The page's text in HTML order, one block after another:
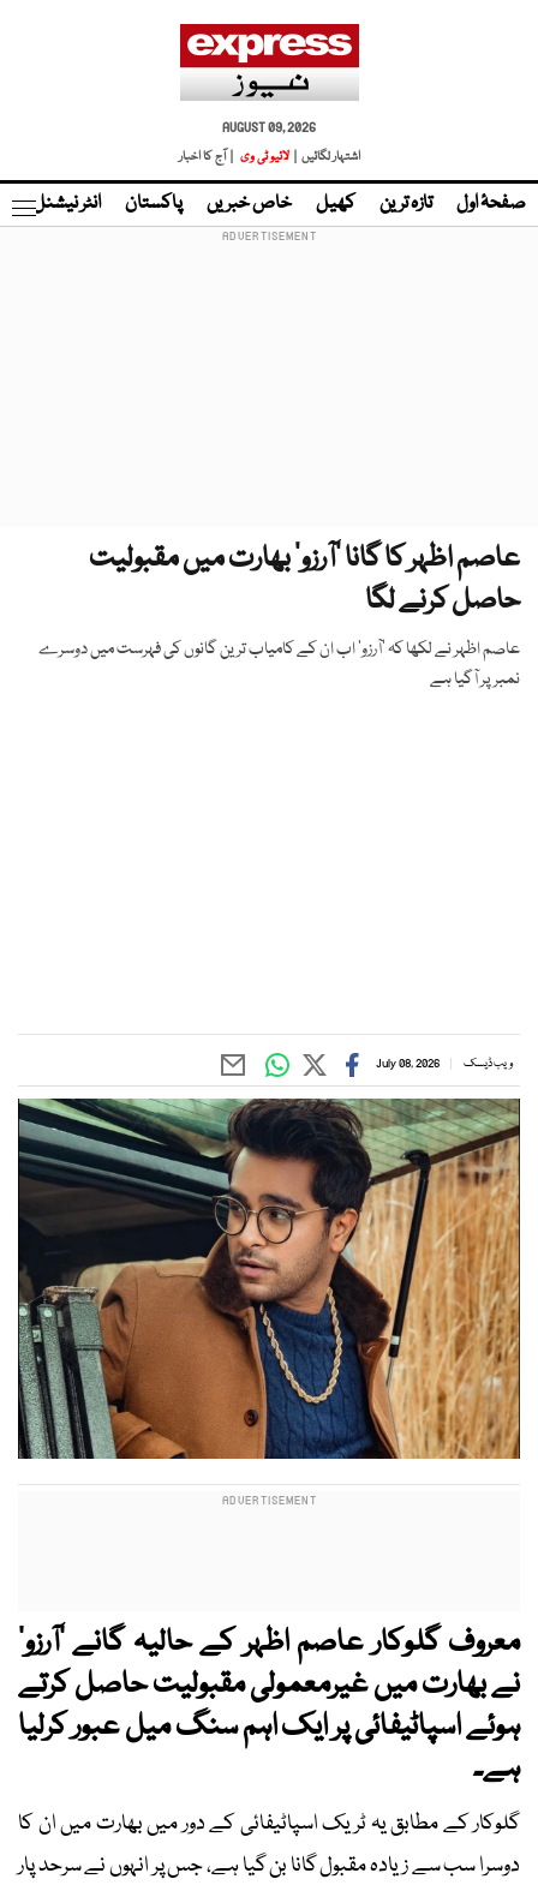
AUGUST 09, 2026
اشتہار لگائیں |
لائیو ٹی وی | آج کا اخبار
صفحۂ اول تازہ ترین کھیل خاص خبریں پاکستان انٹر نیشنل
عاصم اظہر کا گانا ’آرزو‘ بھارت میں مقبولیت
حاصل کرنے لگا
عاصم اظہر نے لکھا کہ ’آرزو‘ اب ان کے کامیاب ترین گانوں کی فہرست میں دوسرے
نمبر پر آگیا ہے
ویب ڈیسک July 08, 2026
معروف گلوکار عاصم اظہر کے حالیہ گانے ’آرزو‘
نے بھارت میں غیرمعمولی مقبولیت حاصل کرتے
ہوئے اسپاٹیفائی پر ایک اہم سنگ میل عبور کرلیا
ہے۔
گلوکار کے مطابق یہ ٹریک اسپاٹیفائی کے دور میں بھارت میں ان کا
دوسرا سب سے زیادہ مقبول گانا بن گیا ہے، جس پر انہوں نے سرحد پار